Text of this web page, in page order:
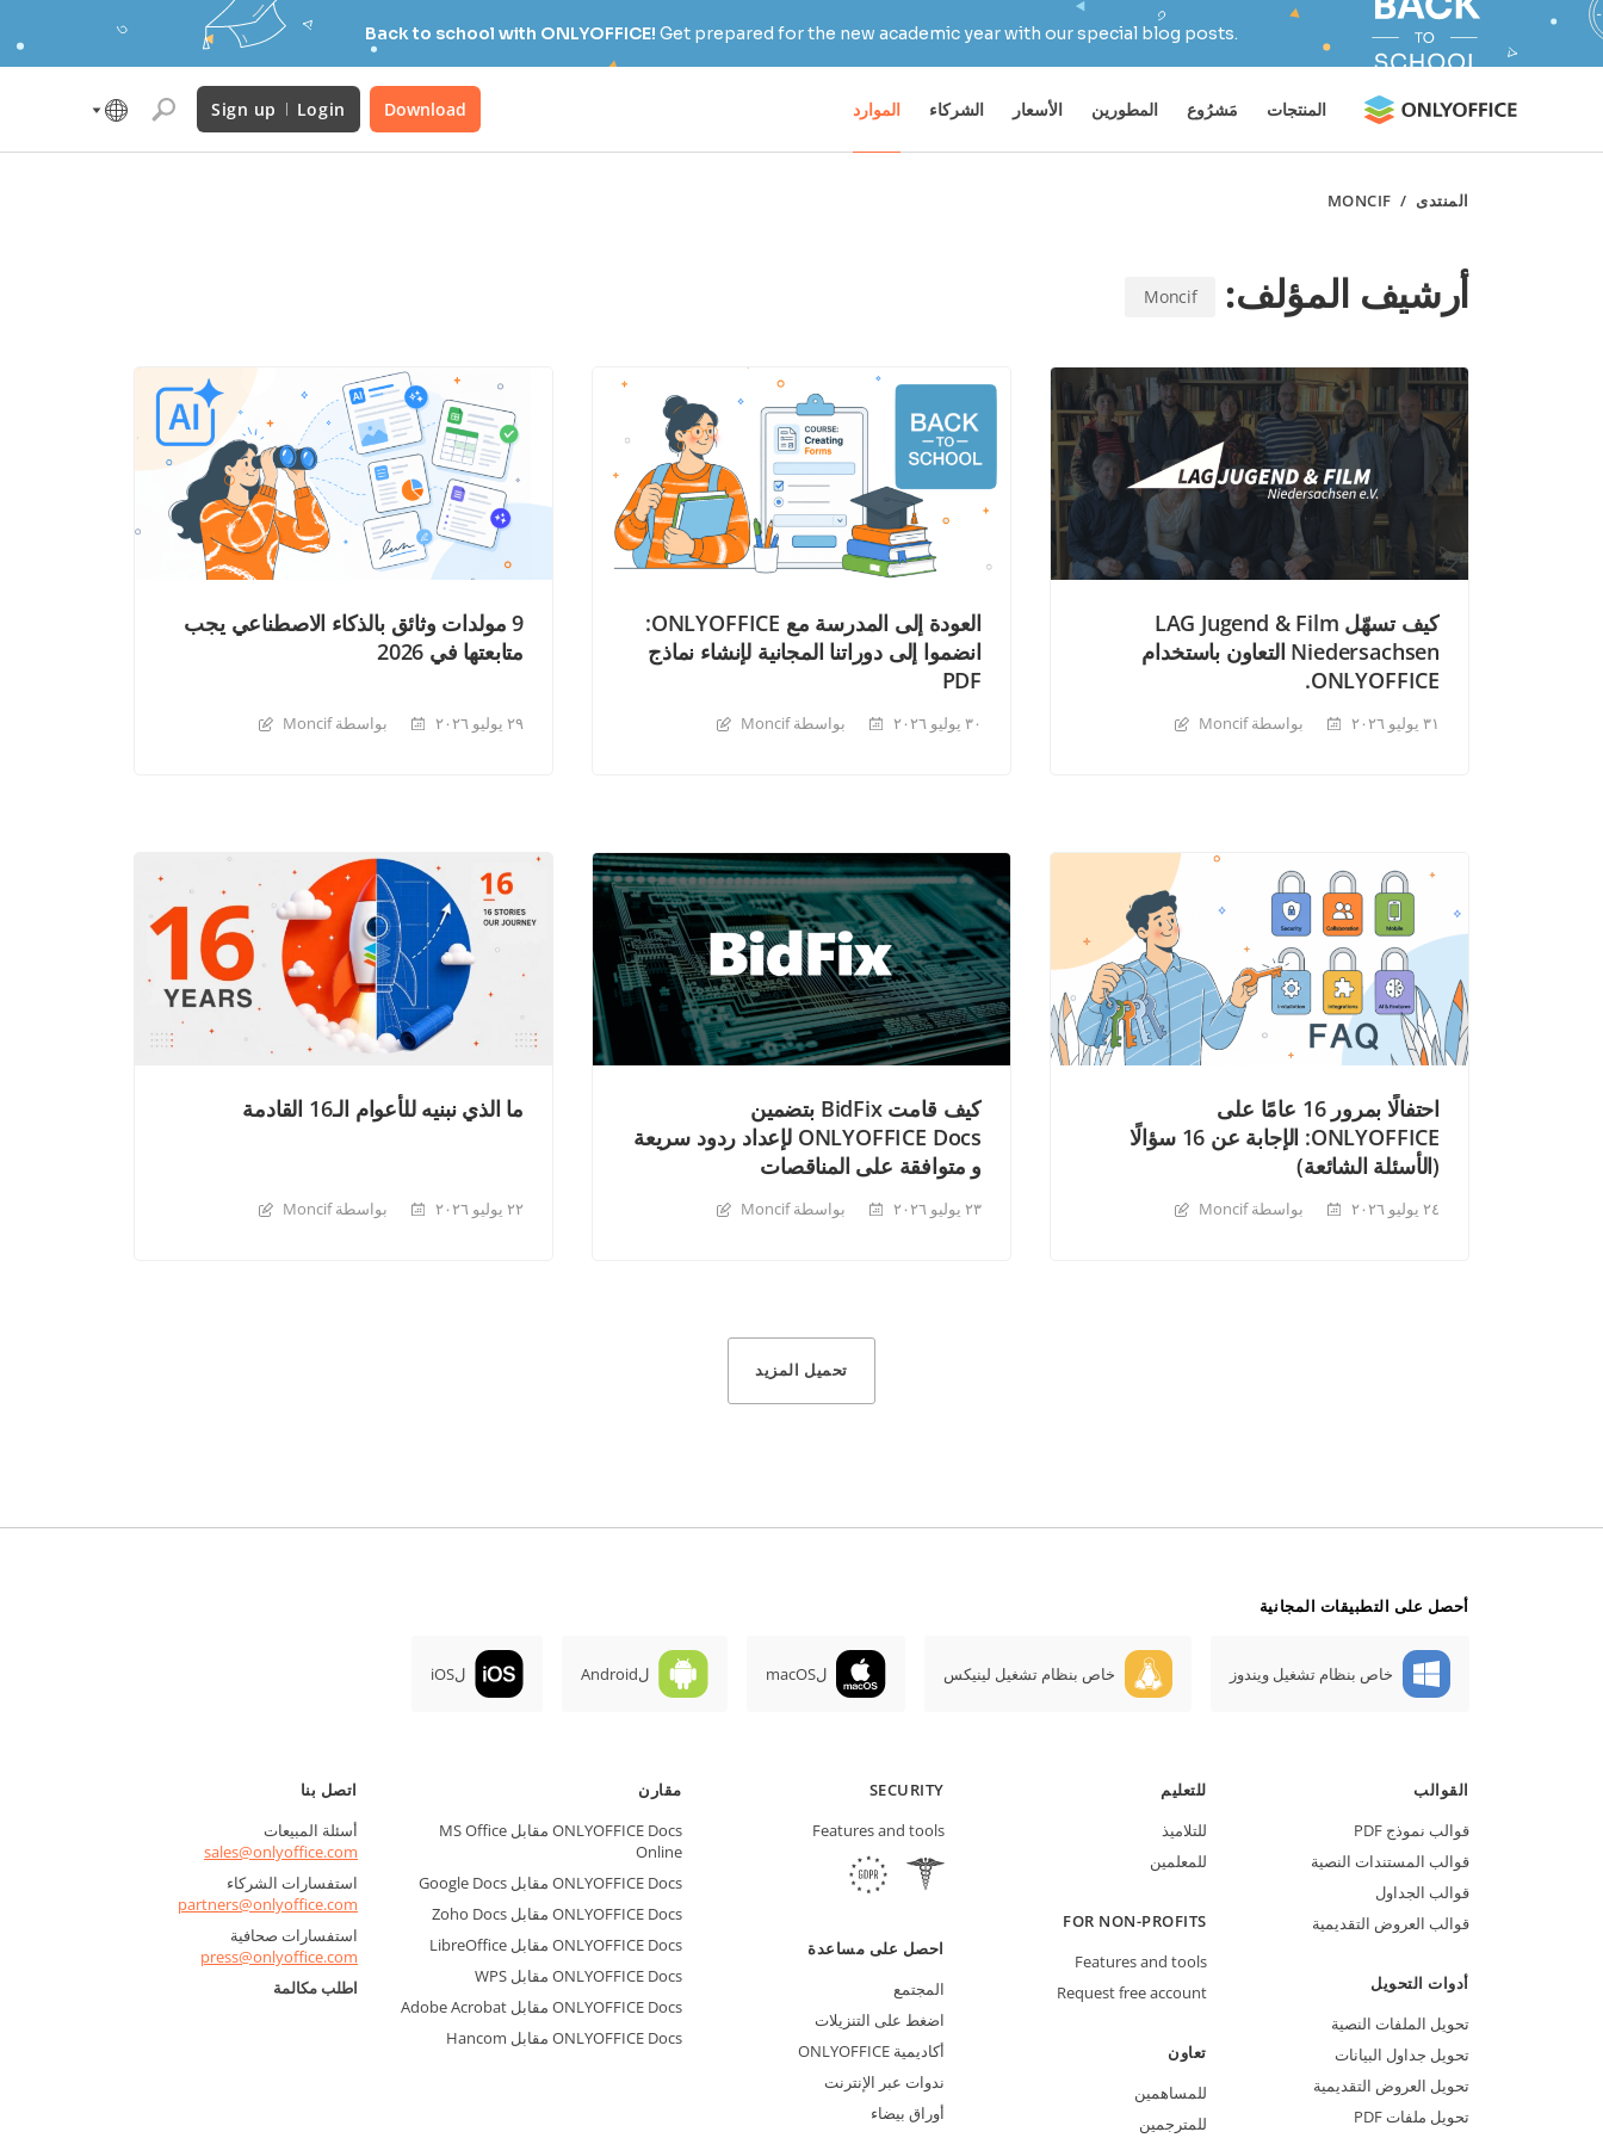
Back to school with ONLYOFFICE! Get prepared for the new academic year with our special blog posts.
المنتجات مَشرُوع المطورين الأسعار الشركاء الموارد Download
Login
Sign up
المنتدى /
MONCIF
أرشيف المؤلف: Moncif
كيف تسهّل LAG Jugend & Film
Niedersachsen التعاون باستخدام
ONLYOFFICE.
٣١ يوليو ٢٠٢٦ بواسطة Moncif
العودة إلى المدرسة مع ONLYOFFICE:
انضموا إلى دوراتنا المجانية لإنشاء نماذج
PDF
٣٠ يوليو ٢٠٢٦ بواسطة Moncif
9 مولدات وثائق بالذكاء الاصطناعي يجب
متابعتها في 2026
٢٩ يوليو ٢٠٢٦ بواسطة Moncif
احتفالًا بمرور 16 عامًا على
ONLYOFFICE: الإجابة عن 16 سؤالًا
(الأسئلة الشائعة)
٢٤ يوليو ٢٠٢٦ بواسطة Moncif
كيف قامت BidFix بتضمين
ONLYOFFICE Docs لإعداد ردود سريعة
و متوافقة على المناقصات
٢٣ يوليو ٢٠٢٦ بواسطة Moncif
ما الذي نبنيه للأعوام الـ16 القادمة
٢٢ يوليو ٢٠٢٦ بواسطة Moncif
تحميل المزيد
أحصل على التطبيقات المجانية
خاص بنظام تشغيل ويندوز خاص بنظام تشغيل لينيكس لmacOS لAndroid لiOS
القوالب
قوالب نموذج PDF
قوالب المستندات النصية
قوالب الجداول
قوالب العروض التقديمية
أدوات التحويل
تحويل الملفات النصية
تحويل جداول البيانات
تحويل العروض التقديمية
تحويل ملفات PDF
للتعليم
للتلاميذ
للمعلمين
FOR NON-PROFITS
Features and tools
Request free account
تعاون
للمساهمين
للمترجمين
SECURITY
Features and tools
احصل على مساعدة
المجتمع
اضغط على التنزيلات
أكاديمية ONLYOFFICE
ندوات عبر الإنترنت
أوراق بيضاء
مقارن
ONLYOFFICE Docs مقابل MS Office
Online
ONLYOFFICE Docs مقابل Google Docs
ONLYOFFICE Docs مقابل Zoho Docs
ONLYOFFICE Docs مقابل LibreOffice
ONLYOFFICE Docs مقابل WPS
ONLYOFFICE Docs مقابل Adobe Acrobat
ONLYOFFICE Docs مقابل Hancom
اتصل بنا
أسئلة المبيعات
sales@onlyoffice.com
استفسارات الشركاء
partners@onlyoffice.com
استفسارات صحافية
press@onlyoffice.com
اطلب مكالمة